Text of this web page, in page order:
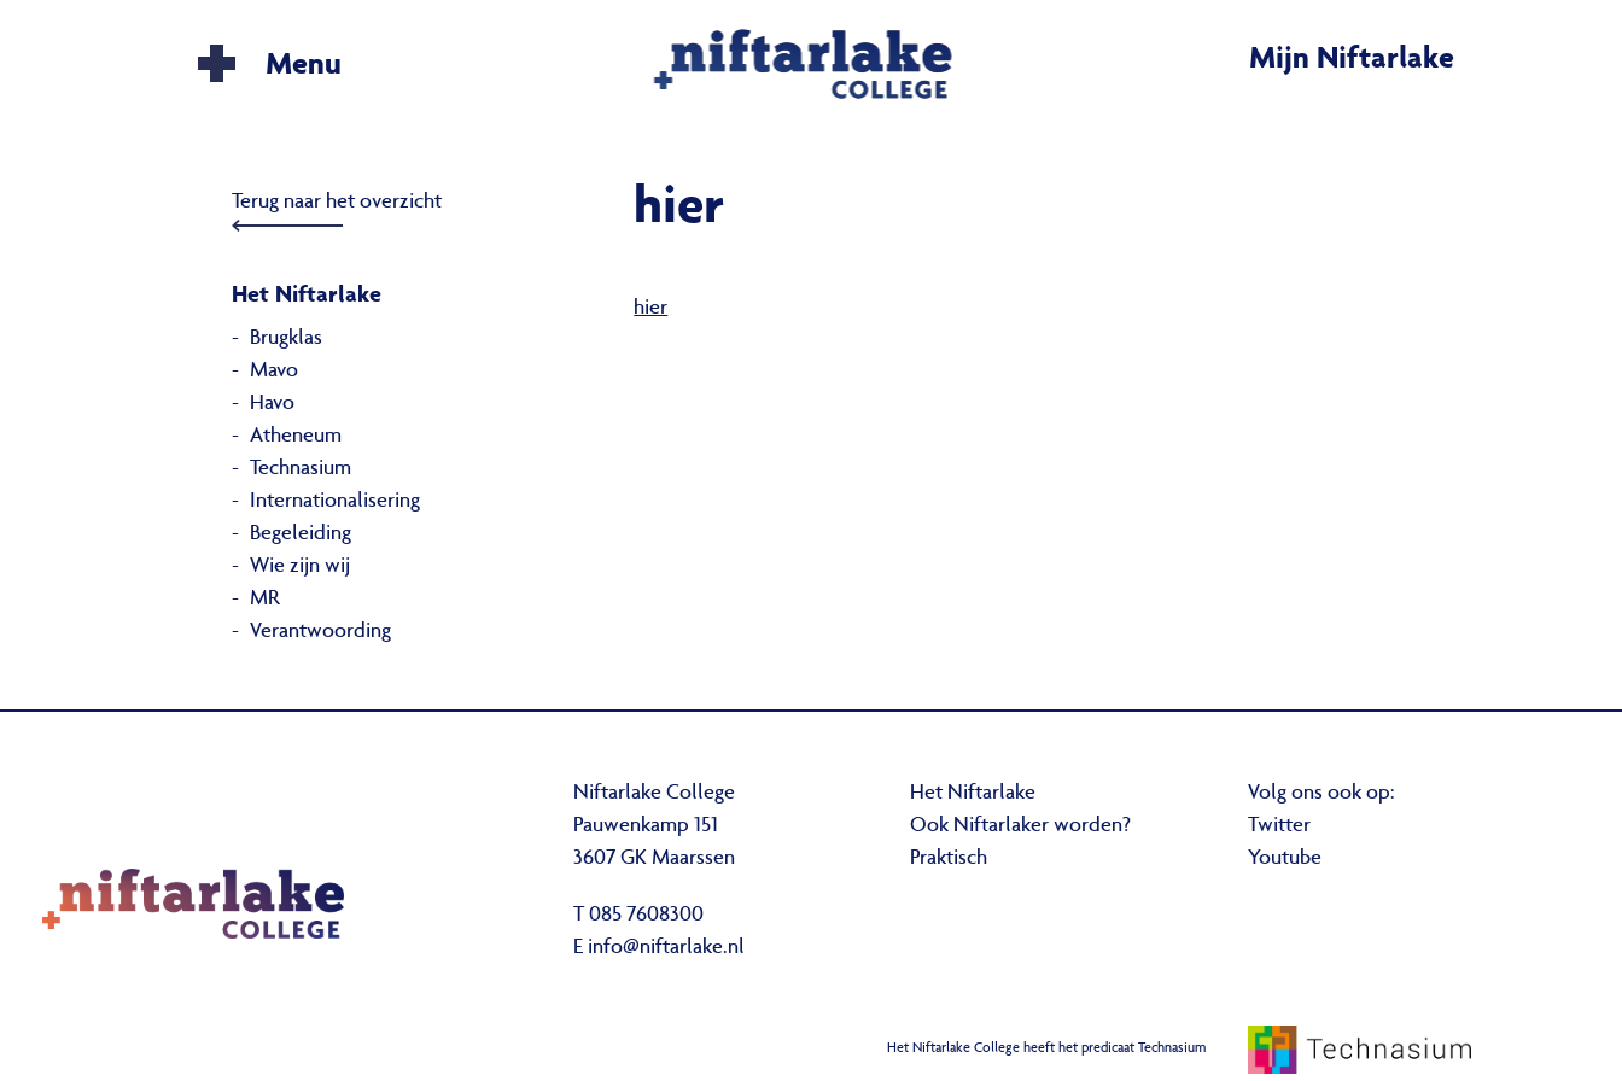
Menu Mijn Niftarlake
hier
hier
Terug naar het overzicht
Het Niftarlake
Brugklas
Mavo
Havo
Atheneum
Technasium
Internationalisering
Begeleiding
Wie zijn wij
MR
Verantwoording
Niftarlake College
Pauwenkamp 151
3607 GK Maarssen
T 085 7608300
E info@niftarlake.nl
Het Niftarlake
Ook Niftarlaker worden?
Praktisch
Volg ons ook op:
Twitter
Youtube
Het Niftarlake College heeft het predicaat Technasium